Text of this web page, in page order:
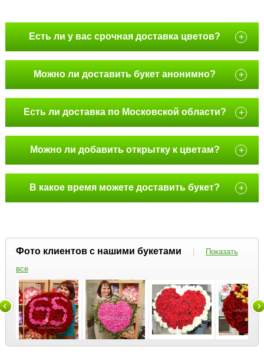
Есть ли у вас срочная доставка цветов? +
Можно ли доставить букет анонимно? +
Есть ли доставка по Московской области? +
Можно ли добавить открытку к цветам? +
В какое время можете доставить букет? +
Фото клиентов с нашими букетами |
Показать
все